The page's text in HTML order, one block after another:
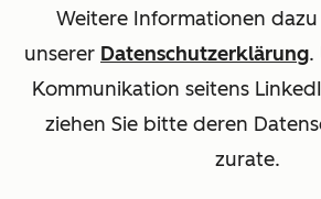
Weitere Informationen
unserer Datenschutzerklärung.
Kommunikation seitens
ziehen Sie bitte deren
zurate.